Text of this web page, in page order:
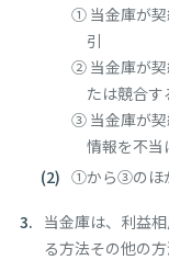
便利に使う・相談する
イベント
キャンペーン
① 当金庫が契
引
② 当金庫が契
たは競合す
③ 当金庫が契
情報を不当
①から③のほ
当金庫は、利益
る方法その他の